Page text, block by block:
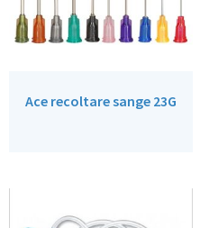
Ace recoltare sange 23G